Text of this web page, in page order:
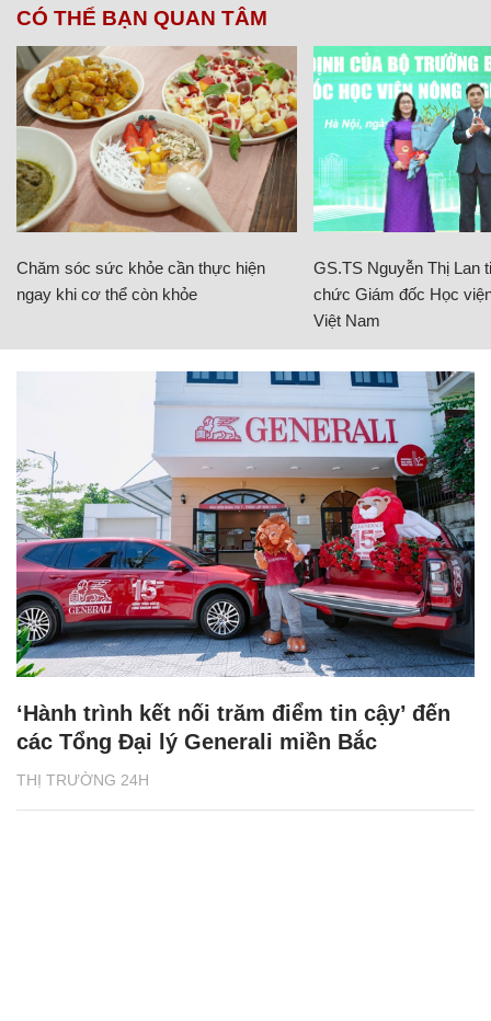
CÓ THỂ BẠN QUAN TÂM
Chăm sóc sức khỏe cần thực hiện
ngay khi cơ thể còn khỏe
GS.TS Nguyễn Thị Lan
chức Giám đốc Học
Việt Nam
THỊ TRƯỜNG 24H
‘Hành trình kết nối trăm điểm tin cậy’ đến
các Tổng Đại lý Generali miền Bắc